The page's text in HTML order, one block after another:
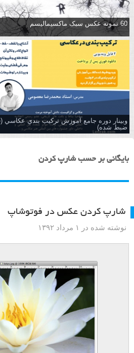
60 نمونه عکس سبک ماکسیمالیسم
وبینار دوره جامع آموزش تركيب بندي عكاسي
ضبط شده)
بایگانی بر حسب شارپ کردن
شارپ کردن عکس در فوتوشاپ
نوشته شده در ۱ مرداد ۱۳۹۲